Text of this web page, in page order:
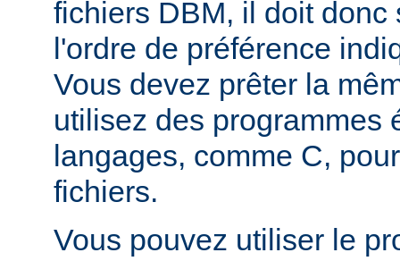
fichiers DBM, il doit donc
l'ordre de préférence
Vous devez prêter la
utilisez des programmes
langages, comme C,
fichiers.
Vous pouvez utiliser le